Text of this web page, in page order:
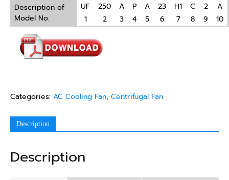
Description of
Model No.
UF 250 A P A 23 H1 C 2
A
1
2 3 4 5 6 7 8 9 10
Categories: AC Cooling Fan, Centrifugal Fan
Description
Description